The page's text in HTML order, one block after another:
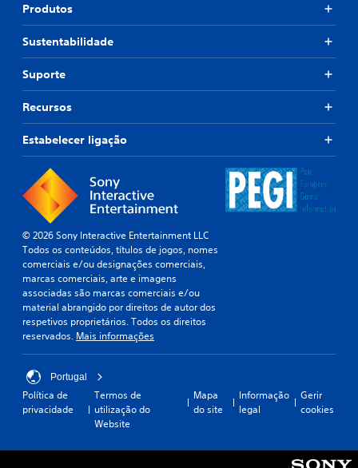
Produtos
Sustentabilidade
Suporte
Recursos
Estabelecer ligação
© 2026 Sony Interactive Entertainment LLC
Todos os conteúdos, títulos de jogos, nomes
comerciais e/ou designações comerciais,
marcas comerciais, arte e imagens
associadas são marcas comerciais e/ou
material abrangido por direitos de autor dos
respetivos proprietários. Todos os direitos
reservados. Mais informações
Portugal
Política de
privacidade
Termos de
utilização do
Website
Mapa
do site
Informação
legal
Gerir
cookies